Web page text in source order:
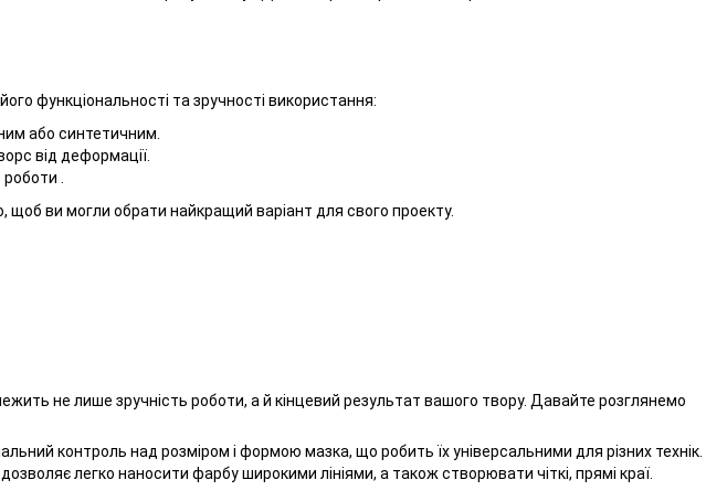
функціональності та зручності використання:
або синтетичним.
від деформації.
.
щоб ви могли обрати найкращий варіант для свого проекту.
не лише зручність роботи, а й кінцевий результат вашого твору. Давайте розглянемо
контроль над розміром і формою мазка, що робить їх універсальними для різних технік.
легко наносити фарбу широкими лініями, а також створювати чіткі, прямі краї.